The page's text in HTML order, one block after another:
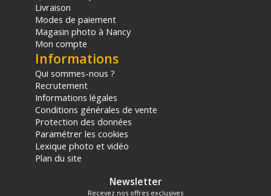
(2) Nombre de points Fidélité estimés, hors remises au panier, basé
sur le prix TTC en €, les points seront effectivement calculés dans le
panier.
Livraison
Modes de paiement
Magasin photo à Nancy
Mon compte
Informations
Qui sommes-nous ?
Recrutement
Informations légales
Conditions générales de vente
Protection des données
Paramétrer les cookies
Lexique photo et vidéo
Plan du site
Newsletter
Recevez nos offres exclusives